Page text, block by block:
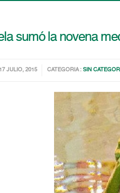
sumó la novena
JULIO, 2015 CATEGORIA :SIN